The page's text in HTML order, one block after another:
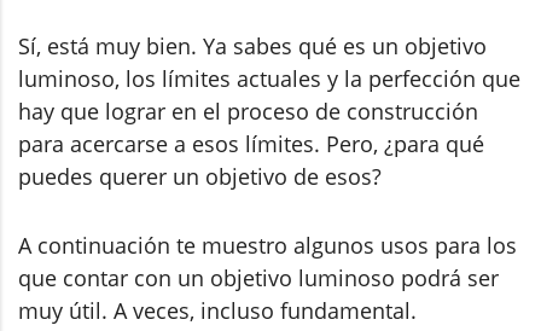
Sí, está muy bien. Ya sabes qué es un objetivo
luminoso, los límites actuales y la perfección que
hay que lograr en el proceso de construcción
para acercarse a esos límites. Pero, ¿para qué
puedes querer un objetivo de esos?
A continuación te muestro algunos usos para los
que contar con un objetivo luminoso podrá ser
muy útil. A veces, incluso fundamental.